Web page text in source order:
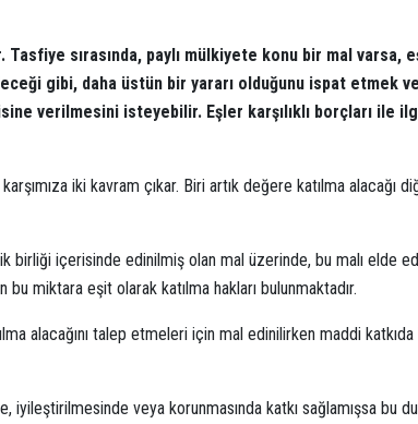
Tasfiye sırasında, paylı mülkiyete konu bir mal varsa,
gibi, daha üstün bir yararı olduğunu ispat etmek
verilmesini isteyebilir. Eşler karşılıklı borçları ile
iki kavram çıkar. Biri artık değere katılma alacağı
birliği içerisinde edinilmiş olan mal üzerinde, bu malı elde
bu miktara eşit olarak katılma hakları bulunmaktadır.
alacağını talep etmeleri için mal edinilirken maddi katkıda
veya korunmasında katkı sağlamışsa bu